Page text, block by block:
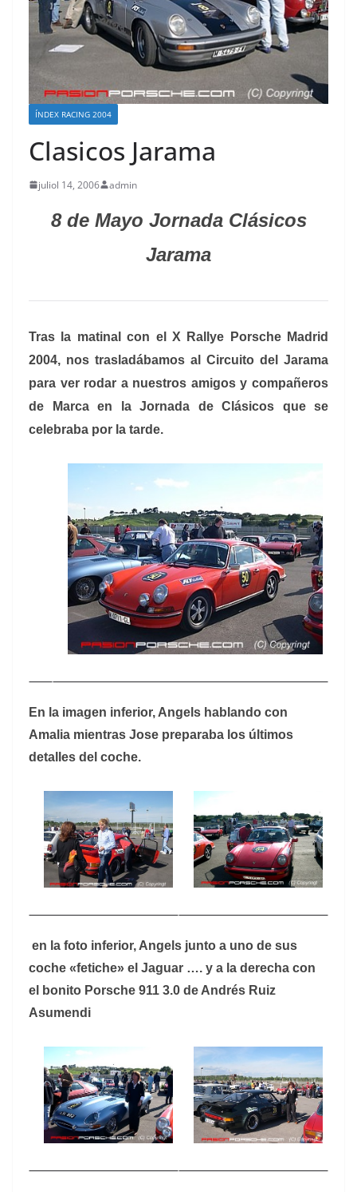
ÍNDEX RACING 2004
Clasicos Jarama
juliol 14, 2006 admin
8 de Mayo Jornada Clásicos
Jarama
Tras la matinal con el X Rallye Porsche Madrid
2004, nos trasladábamos al Circuito del Jarama
para ver rodar a nuestros amigos y compañeros
de Marca en la Jornada de Clásicos que se
celebraba por la tarde.
En la imagen inferior, Angels hablando con
Amalia mientras Jose preparaba los últimos
detalles del coche.
en la foto inferior, Angels junto a uno de sus
coche «fetiche» el Jaguar …. y a la derecha con
el bonito Porsche 911 3.0 de Andrés Ruiz
Asumendi